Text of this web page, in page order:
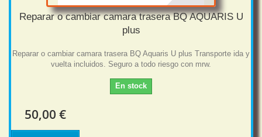
Reparar o cambiar camara trasera BQ AQUARIS U
plus
Reparar o cambiar camara trasera BQ Aquaris U plus Transporte ida y
vuelta incluidos. Seguro a todo riesgo con mrw.
En stock
50,00 €